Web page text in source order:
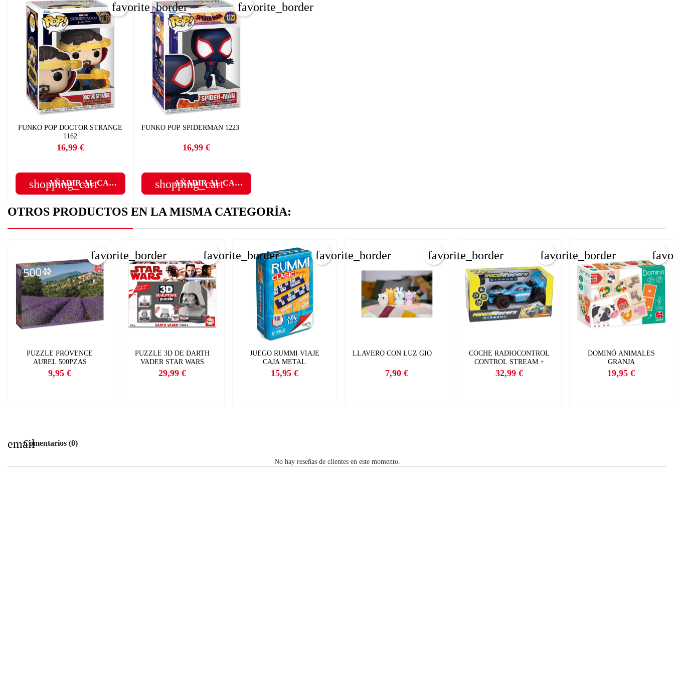
FUNKO POP DOCTOR STRANGE
1162
Precio
16,99 €
shopping_cart
AÑADIR AL CARRITO
favorite_border
FUNKO POP SPIDERMAN 1223
Precio
16,99 €
shopping_cart
AÑADIR AL CARRITO
favorite_border
OTROS PRODUCTOS EN LA MISMA CATEGORÍA:
PUZZLE PROVENCE
AUREL 500PZAS
Precio
9,95 €
favorite_border
PUZZLE 3D DE DARTH
VADER STAR WARS
Precio
29,99 €
favorite_border
JUEGO RUMMI VIAJE
CAJA METAL
Precio
15,95 €
favorite_border
LLAVERO CON LUZ GIO
Precio
7,90 €
favorite_border
COCHE RADIOCONTROL
CONTROL STREAM +
Precio
32,99 €
favorite_border
DOMINÓ ANIMALES
GRANJA
Precio
19,95 €
emailComentarios (0)
No hay reseñas de clientes en este momento.
INICIAR SESIÓN